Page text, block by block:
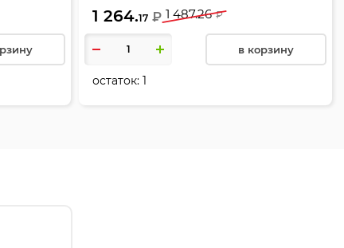
1 264.17 ₽ 1 487.26 ₽
в корзину
остаток: 1